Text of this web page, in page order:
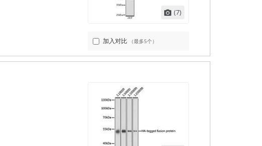
(7)
加入对比 （最多5个）